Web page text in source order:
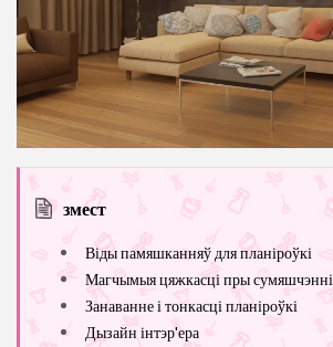
змест
Віды памяшканняў для планіроўкі
Магчымыя цяжкасці пры сумяшчэнні
Занаванне і тонкасці планіроўкі
Дызайн інтэр'ера